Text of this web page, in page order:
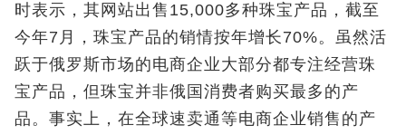
时表示，其网站出售15,000多种珠宝产品，截至
今年7月，珠宝产品的销情按年增长70%。虽然活
跃于俄罗斯市场的电商企业大部分都专注经营珠
宝产品，但珠宝并非俄国消费者购买最多的产
品。事实上，在全球速卖通等电商企业销售的产